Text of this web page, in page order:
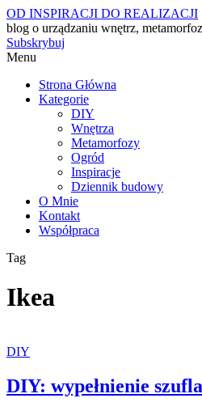
OD INSPIRACJI DO REALIZACJI
blog o urządzaniu wnętrz,
Subskrybuj
Menu
Strona Główna
Kategorie
DIY
Wnętrza
Metamorfozy
Ogród
Inspiracje
Dziennik budowy
O Mnie
Kontakt
Współpraca
Tag
Ikea
DIY
DIY: wypełnienie